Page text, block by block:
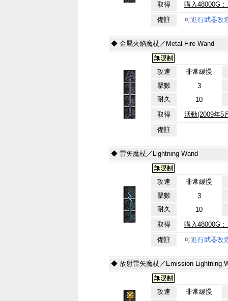
取得
購入48000G
備註
可進行武器改
◆ 金屬火焰魔杖／Metal Fire Wand
攻速
非常緩慢
擊數
3
耐久
10
取得
活動(2009年5
備註
◆ 雷矢魔杖／Lightning Wand
攻速
非常緩慢
擊數
3
耐久
10
取得
購入48000G
備註
可進行武器改
◆ 放射雷矢魔杖／Emission Lightning
攻速
非常緩慢